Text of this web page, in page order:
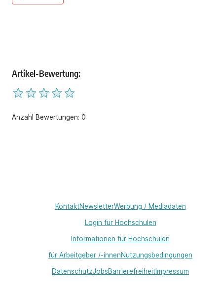
Artikel-Bewertung:
Anzahl Bewertungen: 0
KontaktNewsletterWerbung / Mediadaten
Login für Hochschulen
Informationen für Hochschulen
für Arbeitgeber /-innenNutzungsbedingungen
DatenschutzJobsBarrierefreiheitImpressum